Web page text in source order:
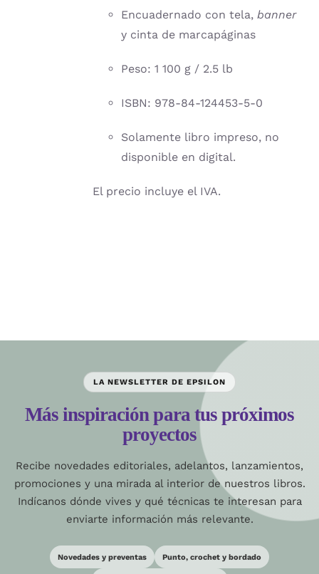
Encuadernado con tela,banner
y cinta de marcapáginas
Peso: 1 100 g / 2.5 lb
ISBN: 978-84-124453-5-0
Solamente libro impreso, no
disponible en digital.
El precio incluye el IVA.
LA NEWSLETTER DE EPSILON
Más inspiración para tus próximos
proyectos
Recibe novedades editoriales, adelantos, lanzamientos,
promociones y una mirada al interior de nuestros libros.
Indícanos dónde vives y qué técnicas te interesan para
enviarte información más relevante.
Novedades y preventas Punto, crochet y bordado